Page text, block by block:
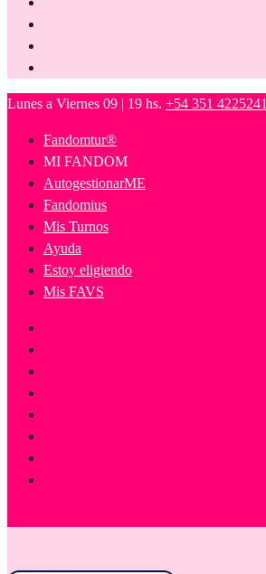
Lunes a Viernes 09 | 19 hs. +54 351 4225241
Fandomtur®
MI FANDOM
AutogestionarME
Fandomius
Mis Turnos
Ayuda
Estoy eligiendo
Mis FAVS